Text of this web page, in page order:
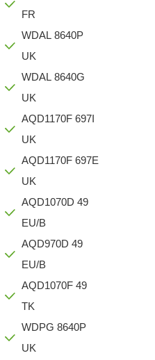
FR
WDAL 8640P
UK
WDAL 8640G
UK
AQD1170F 697I
UK
AQD1170F 697E
UK
AQD1070D 49
EU/B
AQD970D 49
EU/B
AQD1070F 49
TK
WDPG 8640P
UK